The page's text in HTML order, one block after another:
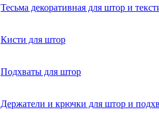
Тесьма декоративная для штор и
Кисти для штор
Подхваты для штор
Держатели и крючки для штор и